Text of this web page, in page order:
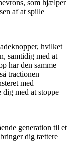
som hjælper
af at spille
hvilket
samtidig med at
har den samme
tractionen
med
med at stoppe
generation til et
dig tættere